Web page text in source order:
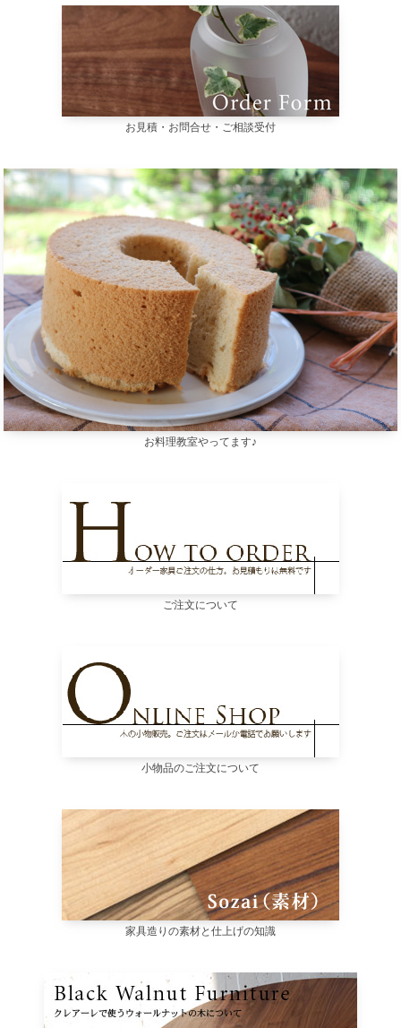
お見積・お問合せ・ご相談受付
お料理教室やってます♪
ご注文について
小物品のご注文について
家具造りの素材と仕上げの知識